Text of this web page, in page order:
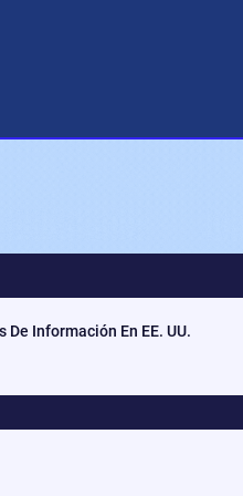
Información En EE. UU.